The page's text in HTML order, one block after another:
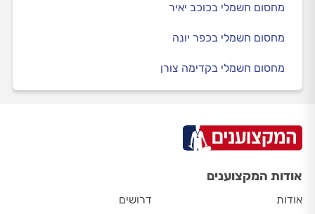
מחסום חשמלי בכוכב יאיר
מחסום חשמלי בכפר יונה
מחסום חשמלי בקדימה צורן
אודות המקצוענים
אודות
דרושים